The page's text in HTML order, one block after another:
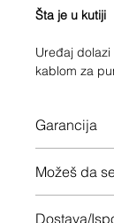
Šta je u kutiji
Uređaj
kablom za
Garancija
Možeš da
Dostava/